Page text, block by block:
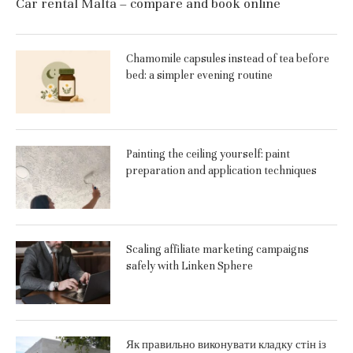
Car rental Malta – compare and book online
Chamomile capsules instead of tea before
bed: a simpler evening routine
Painting the ceiling yourself: paint
preparation and application techniques
Scaling affiliate marketing campaigns
safely with Linken Sphere
Як правильно виконувати кладку стін із